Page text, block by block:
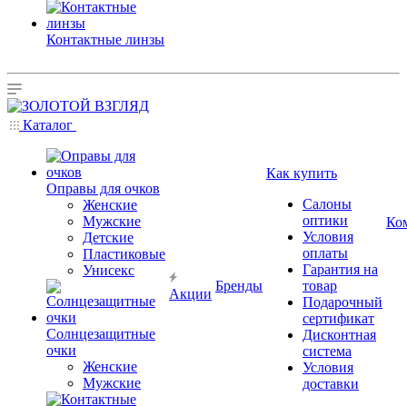
Контактные линзы
Каталог
Оправы для очков
Женские
Мужские
Детские
Пластиковые
Унисекс
Солнцезащитные
очки
Женские
Мужские
Акции
Бренды
Как купить
Салоны
оптики
Условия
оплаты
Гарантия на
товар
Подарочный
сертификат
Дисконтная
система
Условия
доставки